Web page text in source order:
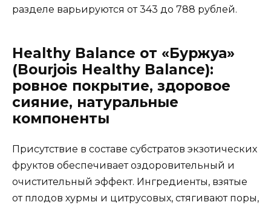
разделе варьируются от 343 до 788 рублей.
Healthy Balance от «Буржуа»
(Bourjois Healthy Balance):
ровное покрытие, здоровое
сияние, натуральные
компоненты
Присутствие в составе субстратов экзотических
фруктов обеспечивает оздоровительный и
очистительный эффект. Ингредиенты, взятые
от плодов хурмы и цитрусовых, стягивают поры,